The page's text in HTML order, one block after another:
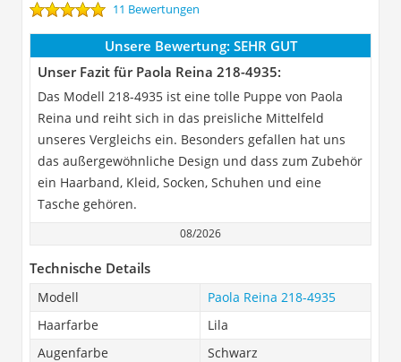
11 Bewertungen
Unsere Bewertung: SEHR GUT
Unser Fazit für Paola Reina 218-4935:
Das Modell 218-4935 ist eine tolle Puppe von Paola
Reina und reiht sich in das preisliche Mittelfeld
unseres Vergleichs ein. Besonders gefallen hat uns
das außergewöhnliche Design und dass zum Zubehör
ein Haarband, Kleid, Socken, Schuhen und eine
Tasche gehören.
08/2026
Technische Details
Modell
Paola Reina 218-4935
Haarfarbe
Lila
Augenfarbe
Schwarz